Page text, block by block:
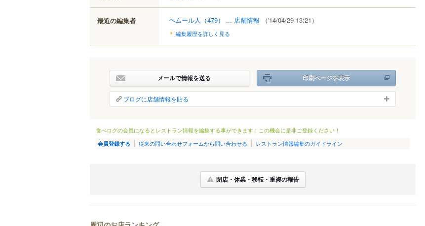
最近の編集者 ヘムール人 （479） ... 店舗情報 （'14/04/29 13:21）
編集履歴を詳しく見る
メールで情報を送る 印刷ページを表示
ブログに店舗情報を貼る
食べログの会員になるとレストラン情報を編集する事ができます！この機会に是非ご登録ください！
会員登録する 従来の問い合わせフォームから問い合わせる レストラン情報編集のガイドライン
閉店・休業・移転・重複の報告